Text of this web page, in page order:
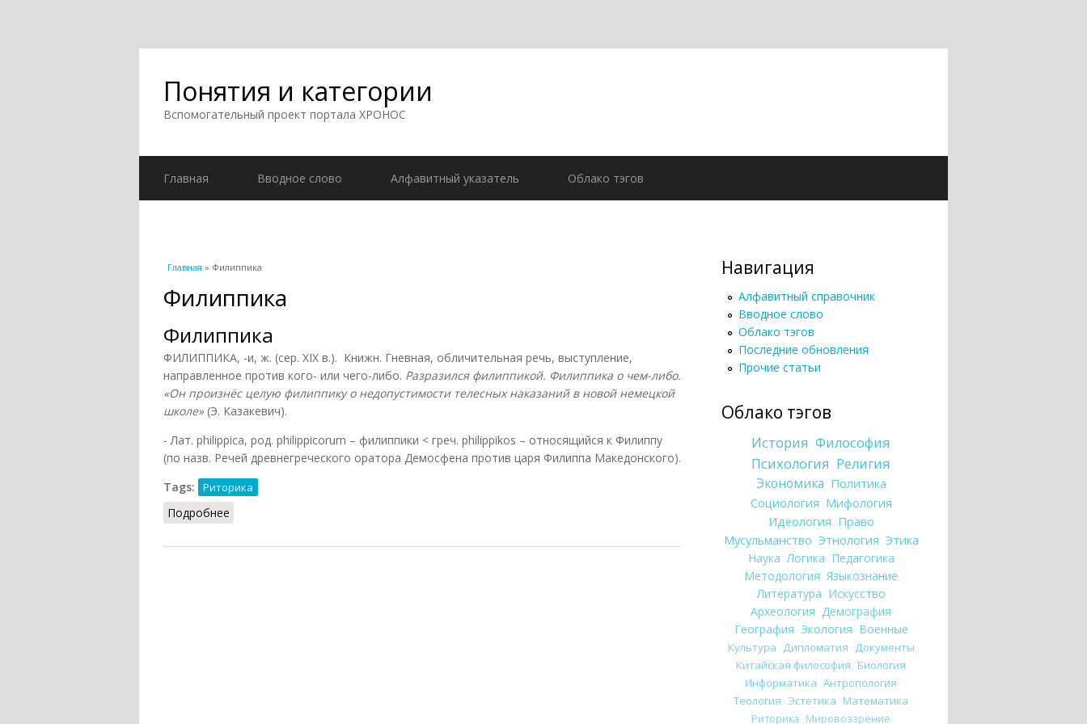
Понятия и категории
Вспомогательный проект портала ХРОНОС
Главная Вводное слово Алфавитный указатель Облако тэгов
Вы здесь
Главная » Филиппика
Филиппика
Филиппика
ФИЛИППИКА, -и, ж. (сер. XIX в.). Книжн. Гневная, обличительная речь, выступление,
направленное против кого- или чего-либо. Разразился филиппикой. Филиппика о чем-либо.
«Он произнёс целую филиппику о недопустимости телесных наказаний в новой немецкой
школе»(Э. Казакевич).
- Лат. philippica, род. philippicorum – филиппики < греч. philippikos – относящийся к Филиппу
(по назв. Речей древнегреческого оратора Демосфена против царя Филиппа Македонского).
Tags:
Риторика
Подробнее
Навигация
Алфавитный справочник
Вводное слово
Облако тэгов
Последние обновления
Прочие статьи
Облако тэгов
История Философия
Психология Религия
Экономика Политика
Социология Мифология
Идеология Право
Мусульманство Этнология Этика
Наука Логика Педагогика
Методология Языкознание
Литература Искусство
Археология Демография
География Экология Военные
Культура Дипломатия Документы
Китайская философия Биология
Информатика Антропология
Теология Эстетика Математика
Риторика Мировоззрение